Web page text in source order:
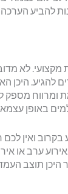
להביע
מקצועי. לא
היכן
מספק
באופן
ואין
ערב או
היכן תוצב